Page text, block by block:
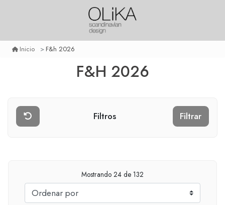
Inicio F&h 2026
F&H 2026
Filtros Filtrar
Mostrando 24 de 132